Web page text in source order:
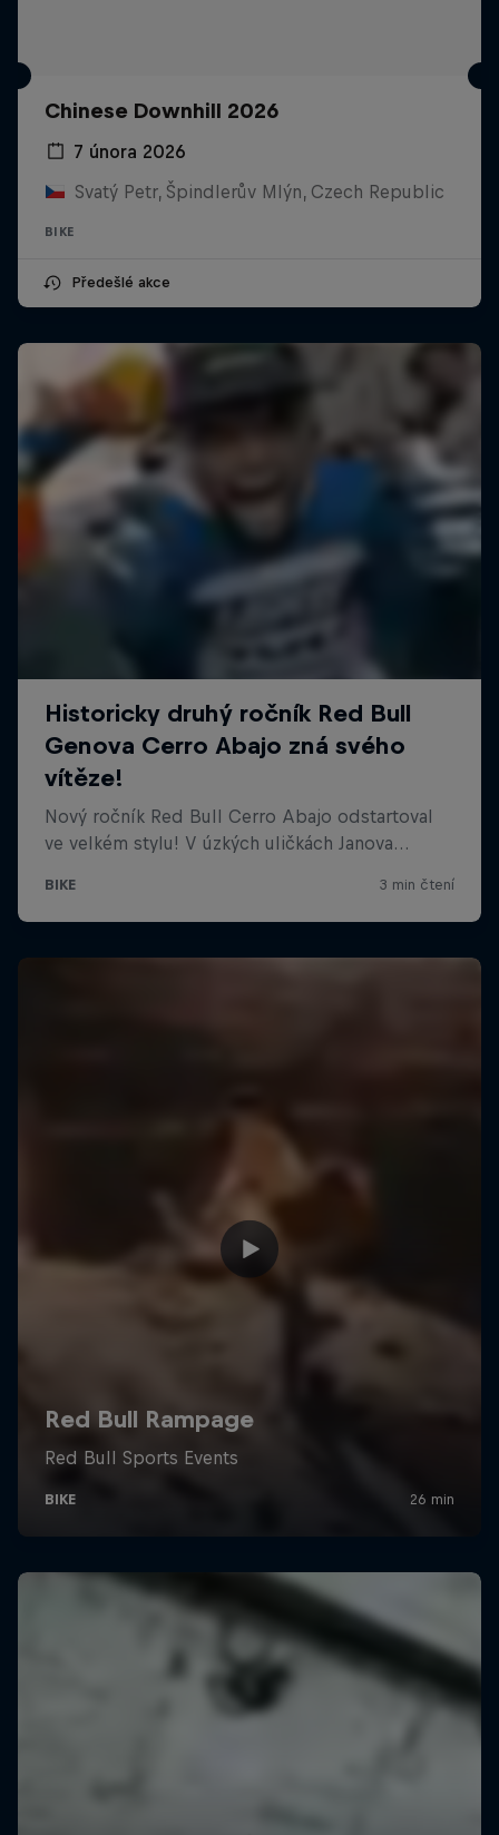
Chinese Downhill 2026
7 února 2026
Svatý Petr, Špindlerův Mlýn, Czech Republic
BIKE
Předešlé akce